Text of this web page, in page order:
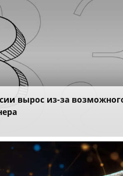
вырос из-за